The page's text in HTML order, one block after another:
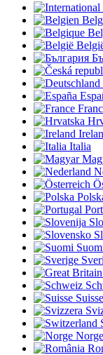
Italia
Suisse
Norge